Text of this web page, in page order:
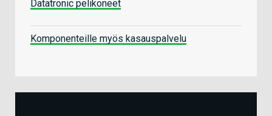
Datatronic pelikoneet
Komponenteille myös kasauspalvelu